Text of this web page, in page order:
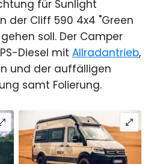
für Sunlight
der Cliff 590 4x4 "Green
soll. Der Camper
Diesel mit Allradantrieb,
und der auffälligen
samt Folierung.